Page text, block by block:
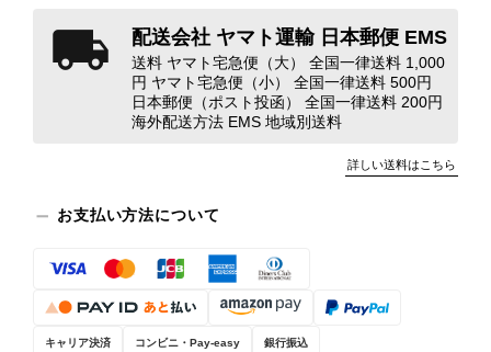
ではなかったため、ショックも大きかったです。 私は今後こちら
で購入することはないですが、同じような思いをする購入者が出
ないよう、商品の状態をより正確に記載し、見えない部分も含め
て写真や説明で分かるよう改善していただきたいです。
この度は、楽しみにお待ちいただいた
念な思いをおかけしましたこと、心よ
なった際のお気持ちを思うと、大変心
につきましては、当店よりご連絡のう
え、返品・返金を含め、責任をもって
配送会社 ヤマト運輸 日本郵便 EMS
送料 ヤマト宅急便（大） 全国一律送料 1,000
円 ヤマト宅急便（小） 全国一律送料 500円
日本郵便（ポスト投函） 全国一律送料 200円
海外配送方法 EMS 地域別送料
詳しい送料はこちら
お支払い方法について
キャリア決済 コンビニ・Pay-easy 銀行振込